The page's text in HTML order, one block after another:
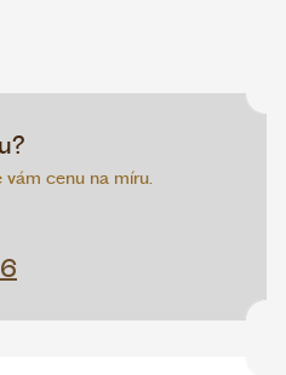
vám cenu na míru.